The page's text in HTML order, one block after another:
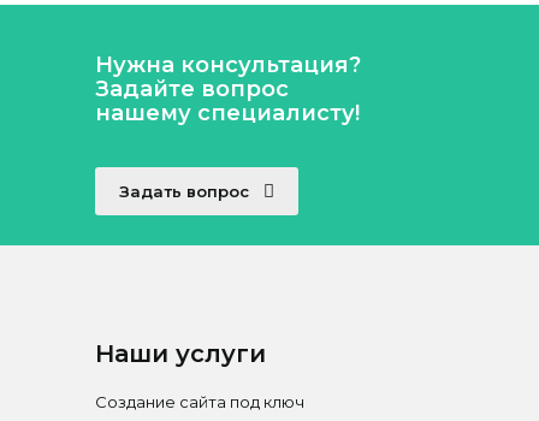
Нужна консультация?
Задайте вопрос
нашему специалисту!
Задать вопрос
Наши услуги
Создание сайта под ключ